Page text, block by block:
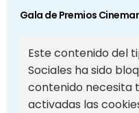
Gala de Premios
Este contenido del
Sociales ha sido
contenido necesita
activadas las